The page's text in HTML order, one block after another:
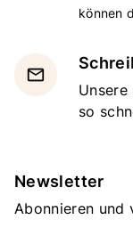
können
email
so
Newsletter
Abonnieren und